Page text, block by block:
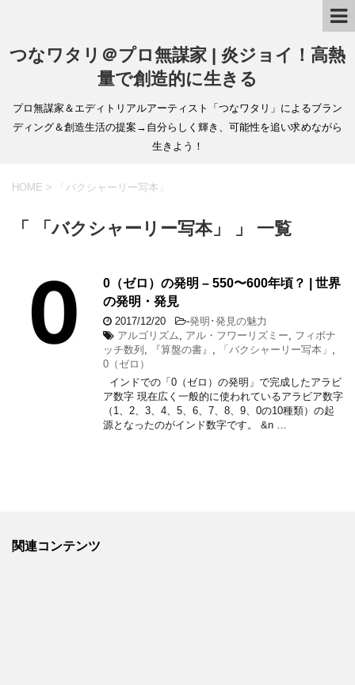
つなワタリ＠プロ無謀家 | 炎ジョイ！高熱
量で創造的に生きる
プロ無謀家＆エディトリアルアーティスト「つなワタリ」によるブラン
ディング＆創造生活の提案→自分らしく輝き、可能性を追い求めながら
生きよう！
HOME > 「バクシャーリー写本」
「 「バクシャーリー写本」 」 一覧
0（ゼロ）の発明 – 550〜600年頃？ | 世界
の発明・発見
2017/12/20 -発明･発見の魅力
アルゴリズム
アル・フワーリズミー
フィボナ
ッチ数列
『算盤の書』 「バクシャーリー写本」
0（ゼロ）
インドでの「0（ゼロ）の発明」で完成したアラビ
ア数字 現在広く一般的に使われているアラビア数字
（1、2、3、4、5、6、7、8、9、0の10種類）の起
源となったのがインド数字です。 &n …
関連コンテンツ